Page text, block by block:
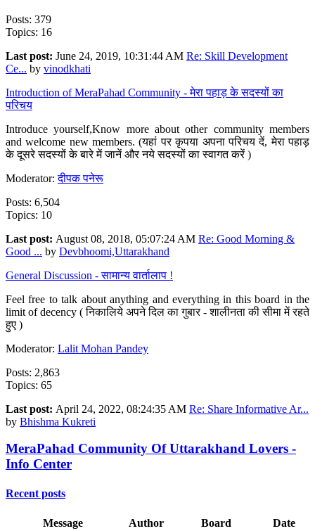
Posts: 379
Topics: 16
Last post: June 24, 2019, 10:31:44 AM Re: Skill Development
Ce... by vinodkhati
Introduction of MeraPahad Community - मेरा पहाड़ के सदस्यों का
परिचय
Introduce yourself,Know more about other community members
and welcome new members. (यहां पर कृपया अपना परिचय दें, मेरा पहाड़
के दूसरे सदस्यों के बारे में जानें और नये सदस्यों का स्वागत करें )
Moderator:दीपक पनेरू
Posts: 6,504
Topics: 10
Last post: August 08, 2018, 05:07:24 AM Re: Good Morning &
Good ... by Devbhoomi,Uttarakhand
General Discussion - सामान्य वार्तालाप !
Feel free to talk about anything and everything in this board in the
limit of decency ( निकालिये अपने दिल का गुबार - शालीनता की सीमा में रहते
हुए )
Moderator: Lalit Mohan Pandey
Posts: 2,863
Topics: 65
Last post: April 24, 2022, 08:24:35 AM Re: Share Informative Ar...
by Bhishma Kukreti
MeraPahad Community Of Uttarakhand Lovers -
Info Center
Recent posts
Message Author Board Date